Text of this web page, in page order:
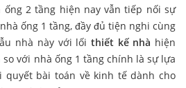
2 tầng hiện nay vẫn tiếp nối sự
ống 1 tầng, đầy đủ tiện nghi cùng
nhà này với lối thiết kế nhà hiện
với nhà ống 1 tầng chính là sự lựa
quyết bài toán về kinh tế dành cho